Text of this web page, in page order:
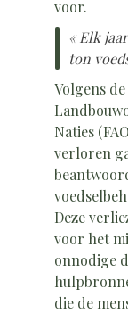
voor.
« Elk
ton
Volgens
Naties
verloren
Deze
voor het
onnodige
die de